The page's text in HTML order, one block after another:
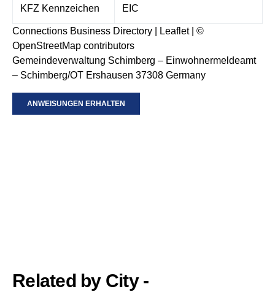
KFZ Kennzeichen EIC
Connections Business Directory Leaflet| ©
OpenStreetMap contributors
Gemeindeverwaltung Schimberg – Einwohnermeldeamt
– Schimberg/OT Ershausen 37308 Germany
ANWEISUNGEN ERHALTEN
Related by City -